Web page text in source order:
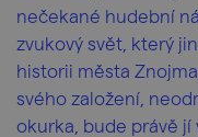
nečekané hudební
zvukový svět, který
historii města
svého založení,
okurka, bude právě